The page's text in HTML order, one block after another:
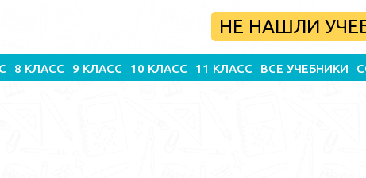
НЕ НАШЛИ
8 КЛАСС 9 КЛАСС 10 КЛАСС 11 КЛАСС ВСЕ УЧЕБНИКИ